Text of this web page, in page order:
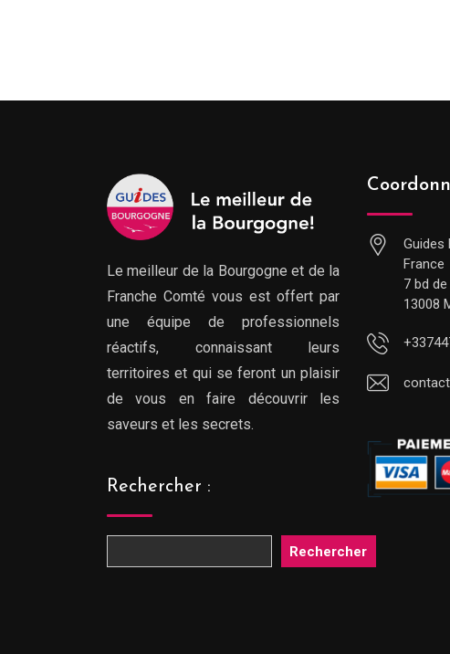
Le meilleur de la Bourgogne et de la
Franche Comté vous est offert par
une équipe de professionnels
réactifs, connaissant leurs
territoires et qui se feront un plaisir
de vous en faire découvrir les
saveurs et les secrets.
Rechercher :
Rechercher
Guides
France
7 bd
13008